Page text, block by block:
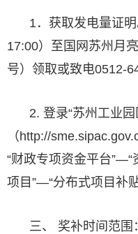
1．获取发电量证
17:00）至国网苏州月
号）领取或致电0512-
2. 登录“苏州工业
（http://
“财政专项资金平台
项目”—“分布式项目补
三、 奖补时间范围：